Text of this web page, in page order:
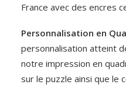
France avec des encres
Personnalisation en
personnalisation atteint
notre impression en
sur le puzzle ainsi que le